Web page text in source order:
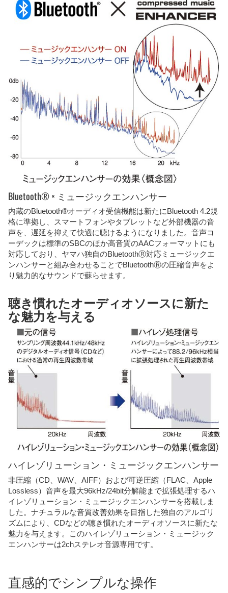
Bluetooth® × ミュージックエンハンサー
内蔵のBluetooth®オーディオ受信機能は新たにBluetooth 4.2規
格に準拠し、スマートフォンやタブレットなど外部機器の音
声を、遅延を抑えて快適に聴けるようになりました。音声コ
ーデックは標準のSBCのほか高音質のAACフォーマットにも
対応しており、ヤマハ独自のBluetoothⓇ対応ミュージックエ
ンハンサーと組み合わせることでBluetoothⓇの圧縮音声をよ
り魅力的なサウンドで蘇らせます。
聴き慣れたオーディオソースに新た
な魅力を与える
ハイレゾリューション・ミュージックエンハンサー
非圧縮（CD、WAV、AIFF）および可逆圧縮（FLAC、Apple
Lossless）音声を最大96kHz/24bit分解能まで拡張処理するハ
イレゾリューション・ミュージックエンハンサーを搭載しま
した。ナチュラルな音質改善効果を目指した独自のアルゴリ
ズムにより、CDなどの聴き慣れたオーディオソースに新たな
魅力を与えます。このハイレゾリューション・ミュージック
エンハンサーは2chステレオ音源専用です。
直感的でシンプルな操作